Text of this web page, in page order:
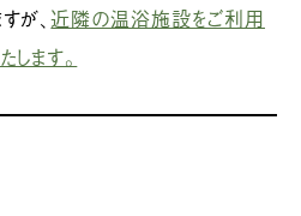
が、近隣の温浴施設をご利用
ます。